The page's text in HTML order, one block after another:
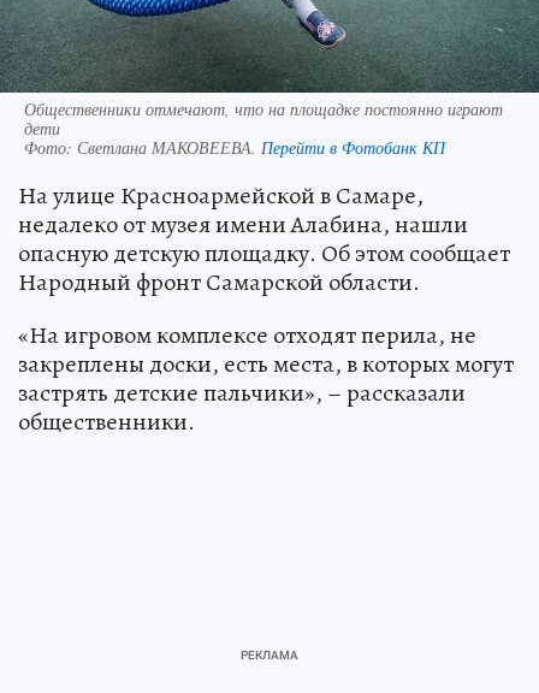
Общественники отмечают, что на площадке постоянно играют
дети
Фото: Светлана МАКОВЕЕВА. Перейти в Фотобанк КП
На улице Красноармейской в Самаре,
недалеко от музея имени Алабина, нашли
опасную детскую площадку. Об этом сообщает
Народный фронт Самарской области.
«На игровом комплексе отходят перила, не
закреплены доски, есть места, в которых могут
застрять детские пальчики», – рассказали
общественники.